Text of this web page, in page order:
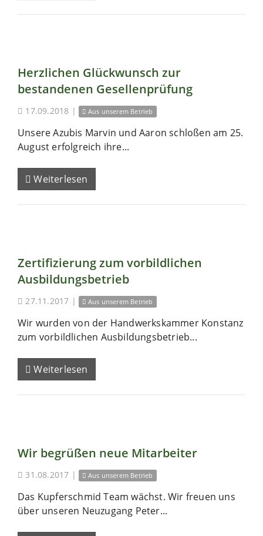
Herzlichen Glückwunsch zur
bestandenen Gesellenprüfung
17.09.2018 | Aus unserem Betrieb
Unsere Azubis Marvin und Aaron schloßen am 25.
August erfolgreich ihre...
Weiterlesen
Zertifizierung zum vorbildlichen
Ausbildungsbetrieb
27.11.2017 | Aus unserem Betrieb
Wir wurden von der Handwerkskammer Konstanz
zum vorbildlichen Ausbildungsbetrieb...
Weiterlesen
Wir begrüßen neue Mitarbeiter
31.08.2017 | Aus unserem Betrieb
Das Kupferschmid Team wächst. Wir freuen uns
über unseren Neuzugang Peter...